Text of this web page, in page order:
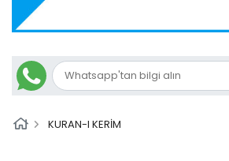
KURAN-I KERİM